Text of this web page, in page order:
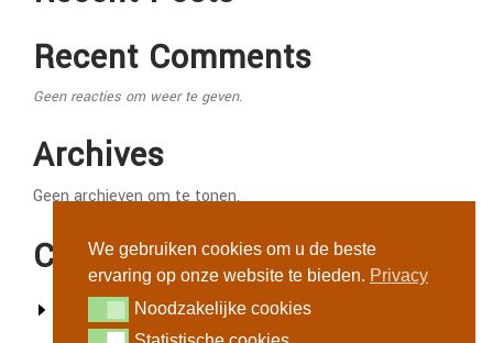
Recent Comments
Geen reacties om weer te geven.
Archives
Geen archieven om te tonen.
Categories
Geen categorieën
We gebruiken cookies om u de beste
ervaring op onze website te bieden. Privacy
Noodzakelijke cookies
Noodzakelijke cookies